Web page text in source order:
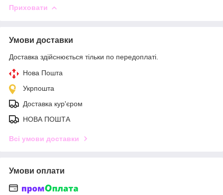
Приховати
Умови доставки
Доставка здійснюється тільки по передоплаті.
Нова Пошта
Укрпошта
Доставка кур'єром
НОВА ПОШТА
Всі умови доставки
Умови оплати